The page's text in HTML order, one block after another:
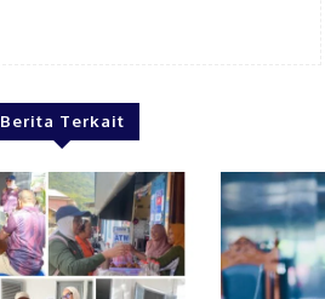
Berita Terkait